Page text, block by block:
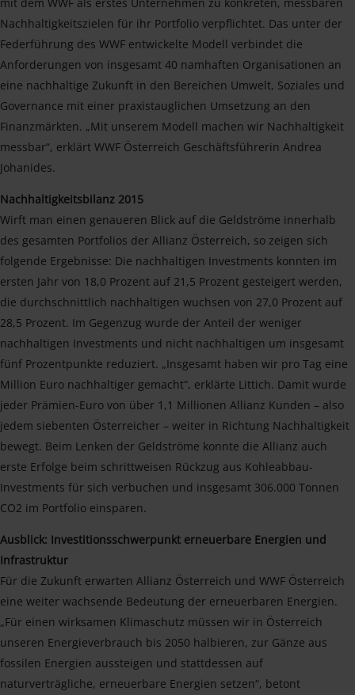
Nachhaltigkeitszielen für ihr Portfolio verpflichtet. Das unter der
Federführung des WWF entwickelte Modell verbindet die
Anforderungen von insgesamt 40 namhaften Organisationen an
eine nachhaltige Zukunft in den Bereichen Umwelt, Soziales und
Governance mit einer praxistauglichen Umsetzung an den
Finanzmärkten. „Mit unserem Modell machen wir Nachhaltigkeit
messbar“, erklärt WWF Österreich Geschäftsführerin Andrea
Johanides.
Nachhaltigkeitsbilanz 2015
Wirft man einen genaueren Blick auf die Geldströme innerhalb
des gesamten Portfolios der Allianz Österreich, so zeigen sich
folgende Ergebnisse: Die nachhaltigen Investments konnten im
ersten Jahr von 18,0 Prozent auf 21,5 Prozent gesteigert werden,
die durchschnittlich nachhaltigen wuchsen von 27,0 Prozent auf
28,5 Prozent. Im Gegenzug wurde der Anteil der weniger
nachhaltigen Investments und nicht nachhaltigen um insgesamt
fünf Prozentpunkte reduziert. „Insgesamt haben wir pro Tag eine
Million Euro nachhaltiger gemacht“, erklärte Littich. Damit wurde
jeder Prämien-Euro von über 1,1 Millionen Allianz Kunden – also
jedem siebenten Österreicher – weiter in Richtung Nachhaltigkeit
bewegt. Beim Lenken der Geldströme konnte die Allianz auch
erste Erfolge beim schrittweisen Rückzug aus Kohleabbau-
Investments für sich verbuchen und insgesamt 306.000 Tonnen
CO2 im Portfolio einsparen.
Ausblick: Investitionsschwerpunkt erneuerbare Energien und
Infrastruktur
Für die Zukunft erwarten Allianz Österreich und WWF Österreich
eine weiter wachsende Bedeutung der erneuerbaren Energien.
„Für einen wirksamen Klimaschutz müssen wir in Österreich
unseren Energieverbrauch bis 2050 halbieren, zur Gänze aus
fossilen Energien aussteigen und stattdessen auf
naturverträgliche, erneuerbare Energien setzen“, betont